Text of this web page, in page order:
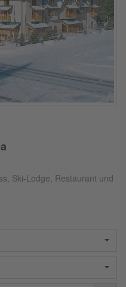
Ski-Lodge, Restaurant und